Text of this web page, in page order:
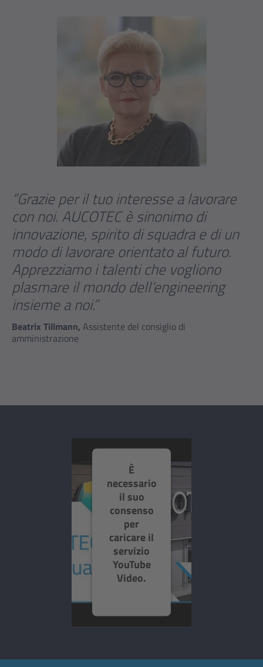
“Grazie per il tuo interesse a lavorare
con noi. AUCOTEC è sinonimo di
innovazione, spirito di squadra e di un
modo di lavorare orientato al futuro.
Apprezziamo i talenti che vogliono
plasmare il mondo dell’engineering
insieme a noi.”
Beatrix Tillmann, Assistente del consiglio di
amministrazione
È
necessario
il suo
consenso
per
caricare il
servizio
YouTube
Video.
contenuti